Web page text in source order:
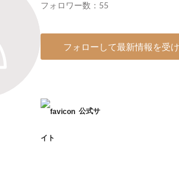
フォロワー数：55
フォローして最新情報を受
公式サ
イト